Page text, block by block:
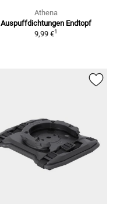
Athena
Auspuffdichtungen Endtopf
9,99 €1